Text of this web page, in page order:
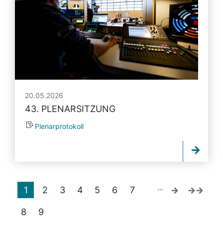
20.05.2026
43. PLENARSITZUNG
Plenarprotokoll
1 2 3 4 5 6 7
8 9
…